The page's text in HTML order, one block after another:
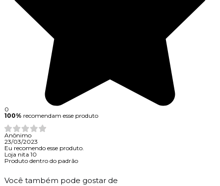
0
100% recomendam esse produto
Anônimo
23/03/2023
Eu recomendo esse produto.
Loja nita 10
Produto dentro do padrão
Você também pode gostar de